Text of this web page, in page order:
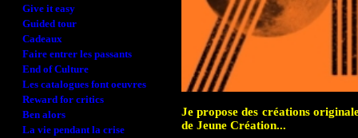
Give it easy
Guided tour
Cadeaux
Faire entrer les passants
End of Culture
Les catalogues font oeuvres
Reward for critics
Ben alors
La vie pendant la crise
Je propose des créations
de Jeune Création...